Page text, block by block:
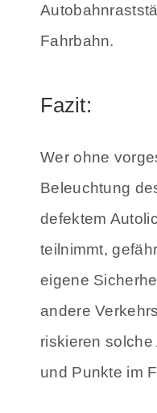
Fahrbahn.
Fazit:
Wer ohne
Beleuchtung
defektem
teilnimmt,
eigene
andere
riskieren
und Punkte im